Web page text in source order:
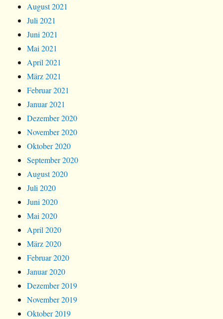
August 2021
Juli 2021
Juni 2021
Mai 2021
April 2021
März 2021
Februar 2021
Januar 2021
Dezember 2020
November 2020
Oktober 2020
September 2020
August 2020
Juli 2020
Juni 2020
Mai 2020
April 2020
März 2020
Februar 2020
Januar 2020
Dezember 2019
November 2019
Oktober 2019